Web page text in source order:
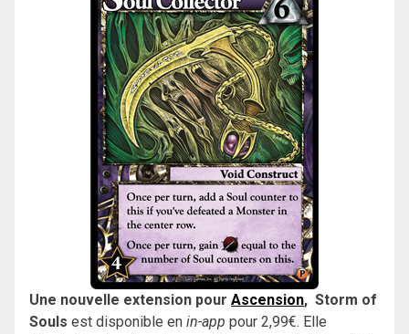
Une nouvelle extension pour Ascension, Storm of
Souls est disponible en in-app pour 2,99€. Elle